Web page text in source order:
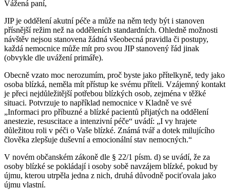
Vážená paní,
JIP je oddělení akutní péče a může na něm tedy být i stanoven
přísnější režim než na odděleních standardních. Ohledně možnosti
návštěv nejsou stanovena žádná všeobecná pravidla či postupy,
každá nemocnice může mít pro svou JIP stanovený řád jinak
(obvykle dle uvážení primáře).
Obecně vzato moc nerozumím, proč byste jako přítelkyně, tedy jako
osoba blízká, neměla mít přístup ke svému příteli. Vzájemný kontakt
je přeci nejdůležitější potřebou blízkých osob, zejména v těžké
situaci. Potvrzuje to například nemocnice v Kladně ve své
„Informaci pro příbuzné a blízké pacientů přijatých na oddělení
anestezie, resuscitace a intenzivní péče“ uvádí: „I vy hrajete
důležitou roli v péči o Vaše blízké. Známá tvář a dotek milujícího
člověka zlepšuje duševní a emocionální stav nemocných.“
V novém občanském zákoně dle § 22/1 písm. d) se uvádí, že za
osoby blízké se pokládají i osoby sobě navzájem blízké, pokud by
újmu, kterou utrpěla jedna z nich, druhá důvodně pociťovala jako
újmu vlastní.